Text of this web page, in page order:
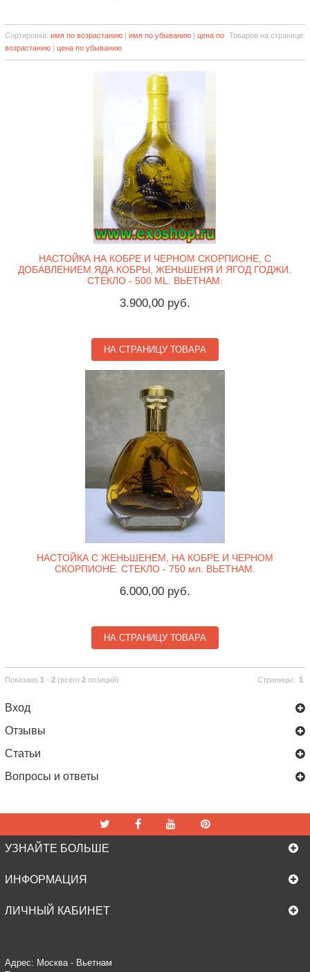
Товаров на странице:
Сортировка: имя по возрастанию| имя по убыванию| цена по
возрастанию| цена по убыванию
НАСТОЙКА НА КОБРЕ И ЧЕРНОМ СКОРПИОНЕ, С
ДОБАВЛЕНИЕМ ЯДА КОБРЫ, ЖЕНЬШЕНЯ И ЯГОД ГОДЖИ.
СТЕКЛО - 500 ML. ВЬЕТНАМ.
3.900,00 руб.
НА СТРАНИЦУ ТОВАРА
НАСТОЙКА С ЖЕНЬШЕНЕМ, НА КОБРЕ И ЧЕРНОМ
СКОРПИОНЕ. СТЕКЛО - 750 мл. ВЬЕТНАМ.
6.000,00 руб.
НА СТРАНИЦУ ТОВАРА
Страницы: 1
Показано 1 - 2(всего 2позиций)
Вход
Отзывы
Статьи
Вопросы и ответы
УЗНАЙТЕ БОЛЬШЕ
ИНФОРМАЦИЯ
ЛИЧНЫЙ КАБИНЕТ
Адрес: Москва - Вьетнам